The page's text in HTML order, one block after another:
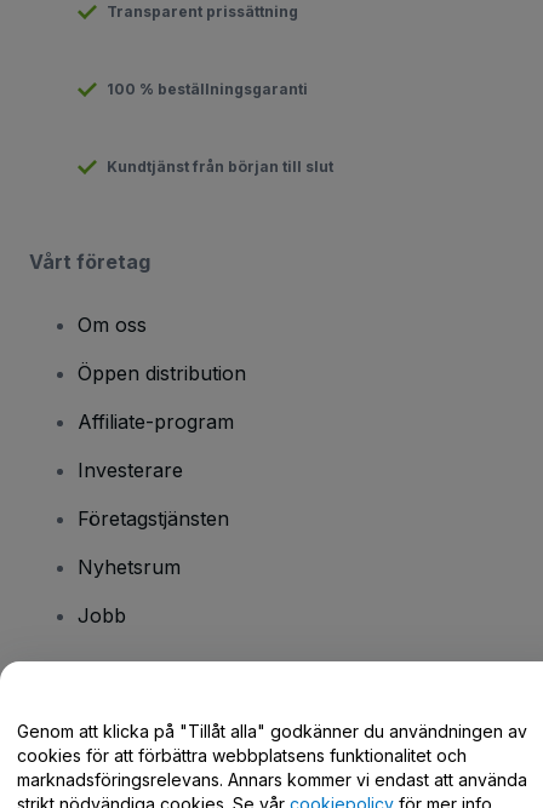
Transparent prissättning
100 % beställningsgaranti
Kundtjänst från början till slut
Vårt företag
Om oss
Öppen distribution
Affiliate-program
Investerare
Företagstjänsten
Nyhetsrum
Jobb
Hjälpcenter / Kontakta oss
Genom att klicka på "Tillåt alla" godkänner du användningen av
cookies för att förbättra webbplatsens funktionalitet och
marknadsföringsrelevans. Annars kommer vi endast att använda
strikt nödvändiga cookies. Se vår cookiepolicy för mer info.